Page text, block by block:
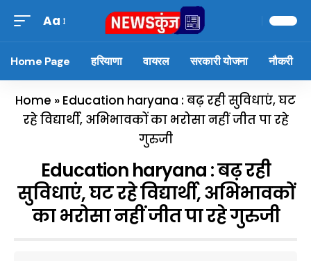
Aa
Home Page हरियाणा वायरल सरकारी योजना नौकरी
Home » Education haryana : बढ़ रही सुविधाएं, घट
रहे विद्यार्थी, अभिभावकों का भरोसा नहीं जीत पा रहे
गुरुजी
Education haryana : बढ़ रही
सुविधाएं, घट रहे विद्यार्थी, अभिभावकों
का भरोसा नहीं जीत पा रहे गुरुजी